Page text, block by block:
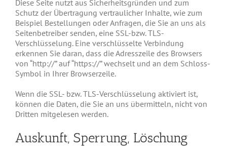
Diese Seite nutzt aus Sicherheitsgründen und zum
Schutz der Übertragung vertraulicher Inhalte, wie zum
Beispiel Bestellungen oder Anfragen, die Sie an uns als
Seitenbetreiber senden, eine SSL-bzw. TLS-
Verschlüsselung. Eine verschlüsselte Verbindung
erkennen Sie daran, dass die Adresszeile des Browsers
von “http://” auf “https://” wechselt und an dem Schloss-
Symbol in Ihrer Browserzeile.
Wenn die SSL- bzw. TLS-Verschlüsselung aktiviert ist,
können die Daten, die Sie an uns übermitteln, nicht von
Dritten mitgelesen werden.
Auskunft, Sperrung, Löschung